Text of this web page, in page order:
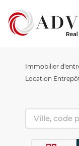
Immobilier
Location